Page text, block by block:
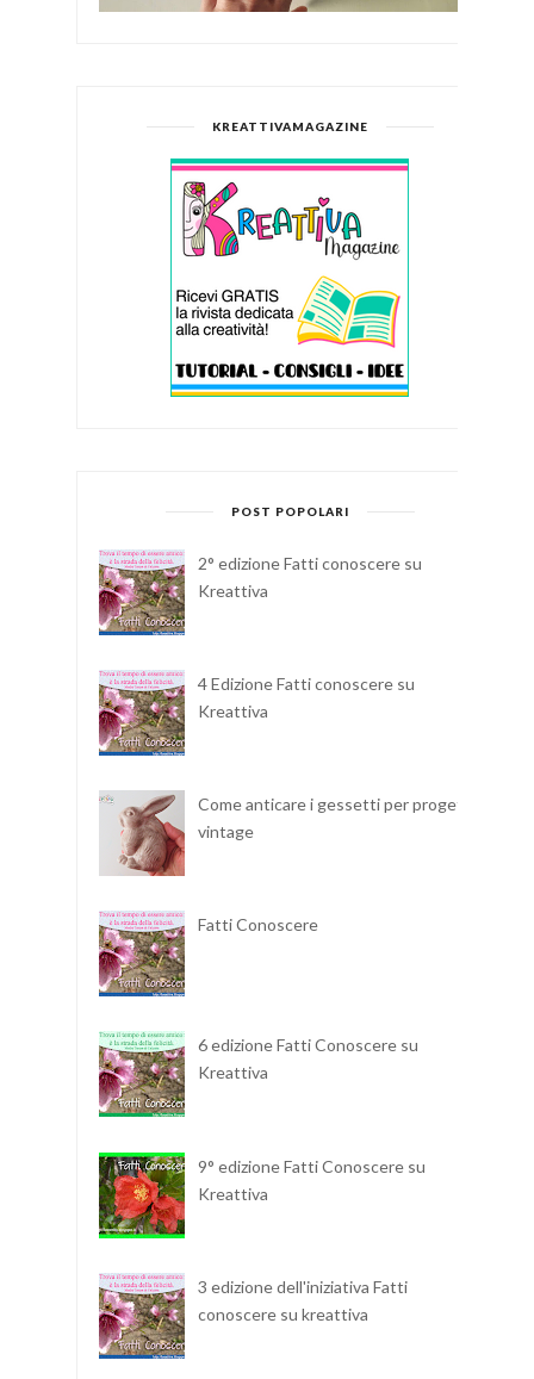
KREATTIVAMAGAZINE
POST POPOLARI
2° edizione Fatti conoscere su
Kreattiva
4 Edizione Fatti conoscere su
Kreattiva
Come anticare i gessetti per progetti
vintage
Fatti Conoscere
6 edizione Fatti Conoscere su
Kreattiva
9° edizione Fatti Conoscere su
Kreattiva
3 edizione dell'iniziativa Fatti
conoscere su kreattiva